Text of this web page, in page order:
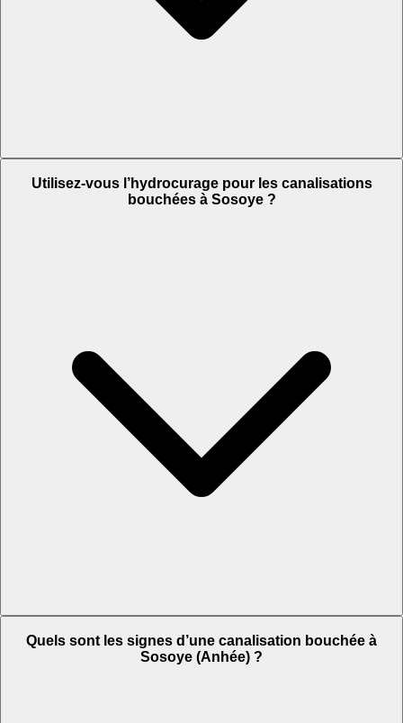
Utilisez-vous l’hydrocurage pour les canalisations
bouchées à Sosoye ?
Quels sont les signes d’une canalisation bouchée à
Sosoye (Anhée) ?